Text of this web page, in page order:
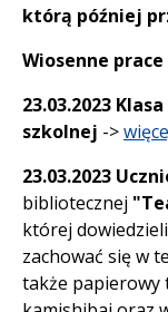
którą później
Wiosenne
23.03.2023
szkolnej ->
23.03.2023
bibliotecznej
której
zachować się w
także